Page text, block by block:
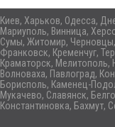
Киев, Харьков, Одесса,
Мариуполь, Винница,
Сумы, Житомир,
Франковск, Кременчуг,
Краматорск, Мелитополь,
Волноваха, Павлоград,
Борисполь, Каменец-
Мукачево, Славянск,
Константиновка, Бахмут,